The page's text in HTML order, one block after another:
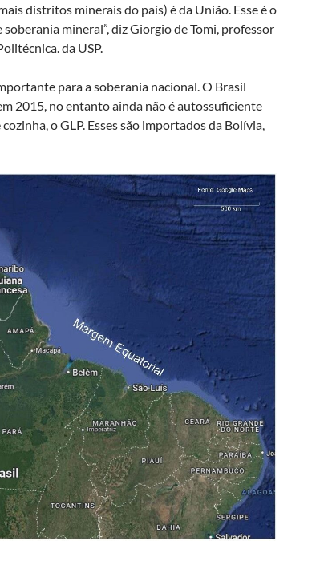
distritos minerais do país) é da União. Esse é o
mineral”, diz Giorgio de Tomi, professor
da USP.
para a soberania nacional. O Brasil
2015, no entanto ainda não é autossuficiente
o GLP. Esses são importados da Bolívia,